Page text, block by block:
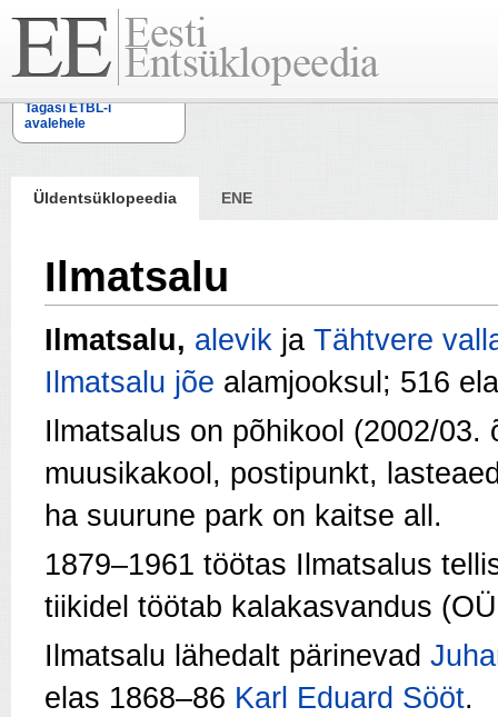
Tagasi ETBL-i
avalehele
Üldentsüklopeedia ENE
Ilmatsalu
Ilmatsalu, alevik ja Tähtvere
Ilmatsalu jõe alamjooksul; 516
Ilmatsalus on põhikool (2002/
muusikakool, postipunkt,
ha suurune park on kaitse all.
1879–1961 töötas Ilmatsalus
tiikidel töötab kalakasvandus
Ilmatsalu lähedalt pärinevad
elas 1868–86 Karl Eduard Sööt.